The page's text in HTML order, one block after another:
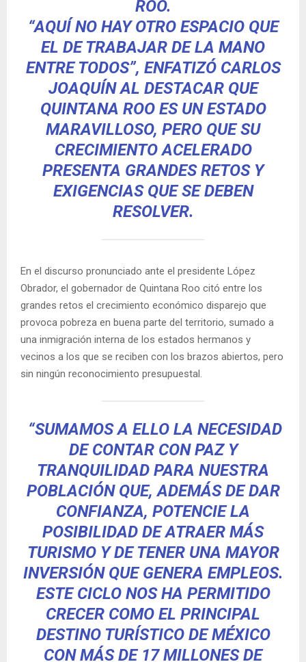
ROO.
“AQUÍ NO HAY OTRO ESPACIO QUE
EL DE TRABAJAR DE LA MANO
ENTRE TODOS”, ENFATIZÓ CARLOS
JOAQUÍN AL DESTACAR QUE
QUINTANA ROO ES UN ESTADO
MARAVILLOSO, PERO QUE SU
CRECIMIENTO ACELERADO
PRESENTA GRANDES RETOS Y
EXIGENCIAS QUE SE DEBEN
RESOLVER.
En el discurso pronunciado ante el presidente López
Obrador, el gobernador de Quintana Roo citó entre los
grandes retos el crecimiento económico disparejo que
provoca pobreza en buena parte del territorio, sumado a
una inmigración interna de los estados hermanos y
vecinos a los que se reciben con los brazos abiertos, pero
sin ningún reconocimiento presupuestal.
“SUMAMOS A ELLO LA NECESIDAD
DE CONTAR CON PAZ Y
TRANQUILIDAD PARA NUESTRA
POBLACIÓN QUE, ADEMÁS DE DAR
CONFIANZA, POTENCIE LA
POSIBILIDAD DE ATRAER MÁS
TURISMO Y DE TENER UNA MAYOR
INVERSIÓN QUE GENERA EMPLEOS.
ESTE CICLO NOS HA PERMITIDO
CRECER COMO EL PRINCIPAL
DESTINO TURÍSTICO DE MÉXICO
CON MÁS DE 17 MILLONES DE